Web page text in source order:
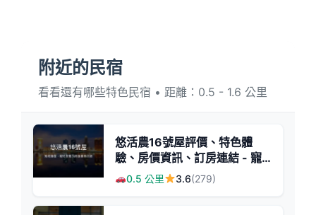
附近的民宿
看看還有哪些特色民宿 • 距離：0.5 - 1.6 公里
悠活農16號屋評價、特色體
驗、房價資訊、訂房連結 - 寵
物友善與寬敞空間
0.5 公里 3.6(279)